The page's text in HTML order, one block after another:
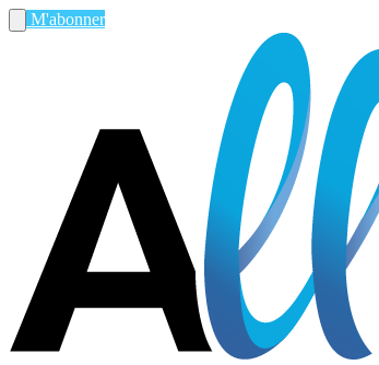
M'abonner